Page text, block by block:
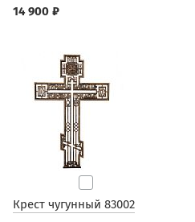
14 900 ₽
Крест чугунный 83002